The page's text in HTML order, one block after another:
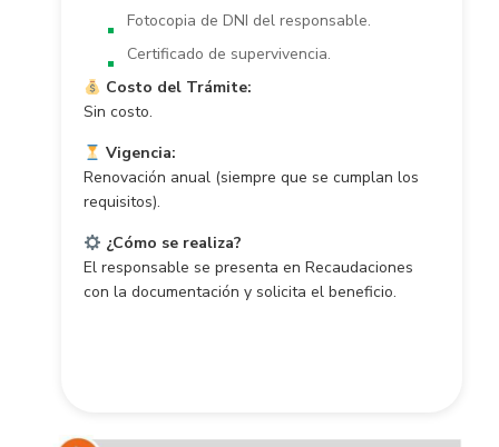
Fotocopia de DNI del responsable.
Certificado de supervivencia.
Costo del Trámite:
Sin costo.
Vigencia:
Renovación anual (siempre que se cumplan los
requisitos).
¿Cómo se realiza?
El responsable se presenta en Recaudaciones
con la documentación y solicita el beneficio.